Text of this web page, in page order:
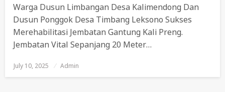
Warga Dusun Limbangan Desa Kalimendong Dan
Dusun Ponggok Desa Timbang Leksono Sukses
Merehabilitasi Jembatan Gantung Kali Preng.
Jembatan Vital Sepanjang 20 Meter…
Posted
On
July 10, 2025 Admin